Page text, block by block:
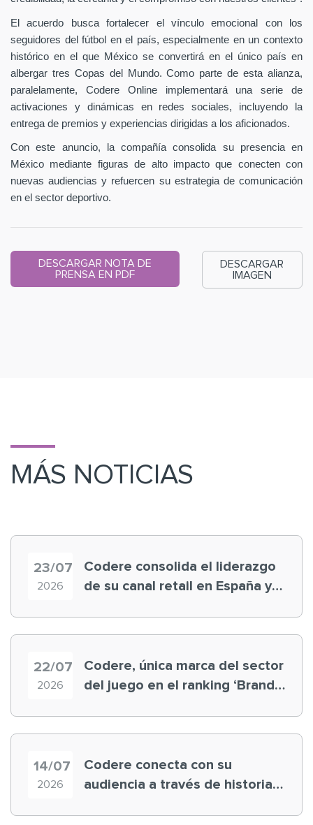
El acuerdo busca fortalecer el vínculo emocional con los
seguidores del fútbol en el país, especialmente en un contexto
histórico en el que México se convertirá en el único país en
albergar tres Copas del Mundo. Como parte de esta alianza,
paralelamente, Codere Online implementará una serie de
activaciones y dinámicas en redes sociales, incluyendo la
entrega de premios y experiencias dirigidas a los aficionados.
Con este anuncio, la compañía consolida su presencia en
México mediante figuras de alto impacto que conecten con
nuevas audiencias y refuercen su estrategia de comunicación
en el sector deportivo.
DESCARGAR NOTA DE
PRENSA EN PDF
DESCARGAR
IMAGEN
MÁS NOTICIAS
23/07
2026
Codere consolida el liderazgo
de su canal retail en España y
22/07
2026
Codere, única marca del sector
del juego en el ranking ‘Brand
14/07
2026
Codere conecta con su
audiencia a través de historias